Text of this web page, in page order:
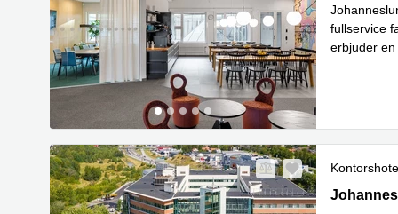
fullservice
erbjuder